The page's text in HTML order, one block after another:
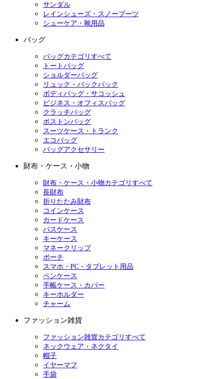
サンダル
レインシューズ・スノーブーツ
シューケア・靴用品
バッグ
バッグカテゴリすべて
トートバッグ
ショルダーバッグ
リュック・バックパック
ボディバッグ・サコッシュ
ビジネス・オフィスバッグ
クラッチバッグ
ボストンバッグ
スーツケース・トランク
エコバッグ
バッグアクセサリー
財布・ケース・小物
財布・ケース・小物カテゴリすべて
長財布
折りたたみ財布
コインケース
カードケース
パスケース
キーケース
マネークリップ
ポーチ
スマホ・PC・タブレット用品
ペンケース
手帳ケース・カバー
キーホルダー
チャーム
ファッション雑貨
ファッション雑貨カテゴリすべて
ネックウェア・ネクタイ
帽子
イヤーマフ
手袋